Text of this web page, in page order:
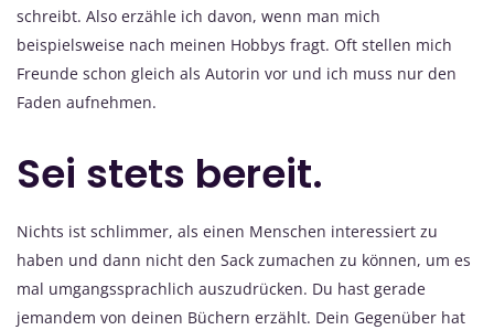
schreibt. Also erzähle ich davon, wenn man mich
beispielsweise nach meinen Hobbys fragt. Oft stellen mich
Freunde schon gleich als Autorin vor und ich muss nur den
Faden aufnehmen.
Sei stets bereit.
Nichts ist schlimmer, als einen Menschen interessiert zu
haben und dann nicht den Sack zumachen zu können, um es
mal umgangssprachlich auszudrücken. Du hast gerade
jemandem von deinen Büchern erzählt. Dein Gegenüber hat